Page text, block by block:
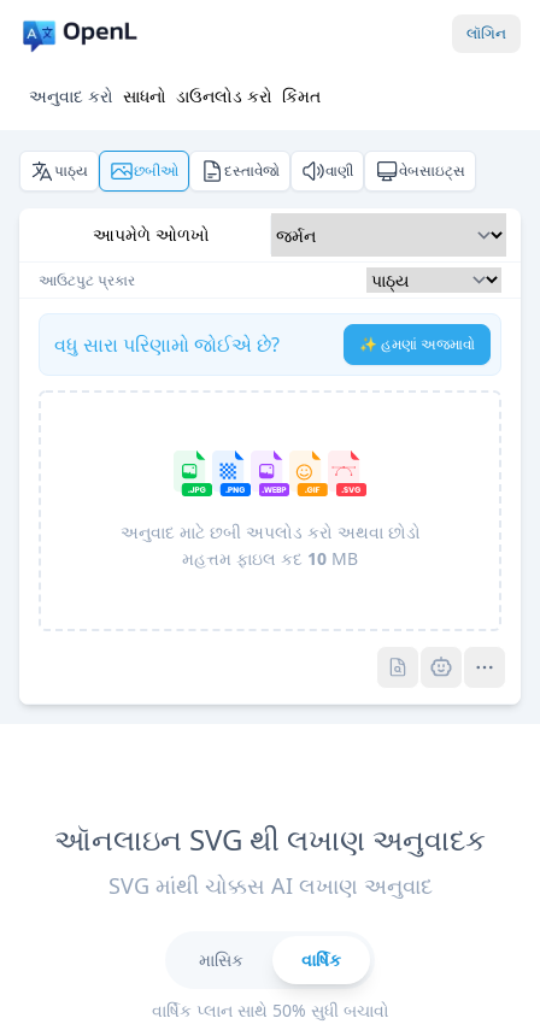
લૉગિન
અનુવાદ કરો સાધનો ડાઉનલોડ કરો કિંમત
પાઠ્ય છબીઓ દસ્તાવેજો વાણી વેબસાઇટ્સ
આપમેળે ઓળખો
આઉટપુટ પ્રકાર
વધુ સારા પરિણામો જોઈએ છે? ✨ હમણાં અજમાવો
અનુવાદ માટે છબી અપલોડ કરો અથવા છોડો
મહત્તમ ફાઇલ કદ 10 MB
ઑનલાઇન SVG થી લખાણ અનુવાદક
SVG માંથી ચોક્કસ AI લખાણ અનુવાદ
માસિક વાર્ષિક
વાર્ષિક પ્લાન સાથે 50% સુધી બચાવો